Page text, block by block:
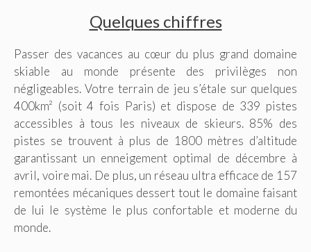
Quelques chiffres
Passer des vacances au cœur du plus grand domaine
skiable au monde présente des privilèges non
négligeables. Votre terrain de jeu s’étale sur quelques
400km² (soit 4 fois Paris) et dispose de 339 pistes
accessibles à tous les niveaux de skieurs. 85% des
pistes se trouvent à plus de 1800 mètres d’altitude
garantissant un enneigement optimal de décembre à
avril, voire mai. De plus, un réseau ultra efficace de 157
remontées mécaniques dessert tout le domaine faisant
de lui le système le plus confortable et moderne du
monde.